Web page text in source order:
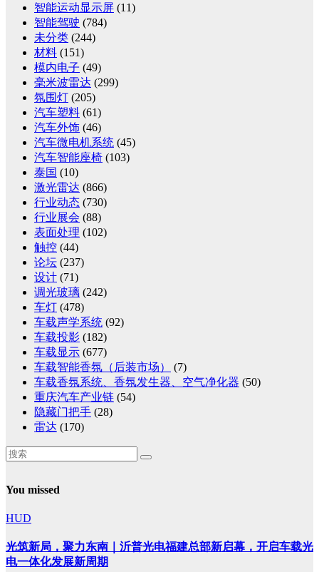
智能运动显示屏 (11)
智能驾驶 (784)
未分类 (244)
材料 (151)
模内电子 (49)
毫米波雷达 (299)
氛围灯 (205)
汽车塑料 (61)
汽车外饰 (46)
汽车微电机系统 (45)
汽车智能座椅 (103)
泰国 (10)
激光雷达 (866)
行业动态 (730)
行业展会 (88)
表面处理 (102)
触控 (44)
论坛 (237)
设计 (71)
调光玻璃 (242)
车灯 (478)
车载声学系统 (92)
车载投影 (182)
车载显示 (677)
车载智能香氛（后装市场）
(7)
车载香氛系统、香氛发生器、空气净化器 (50)
重庆汽车产业链 (54)
隐藏门把手 (28)
雷达 (170)
You missed
HUD
光筑新局，聚力东南｜沂普光电福建总部新启幕，开启车载光
电一体化发展新周期